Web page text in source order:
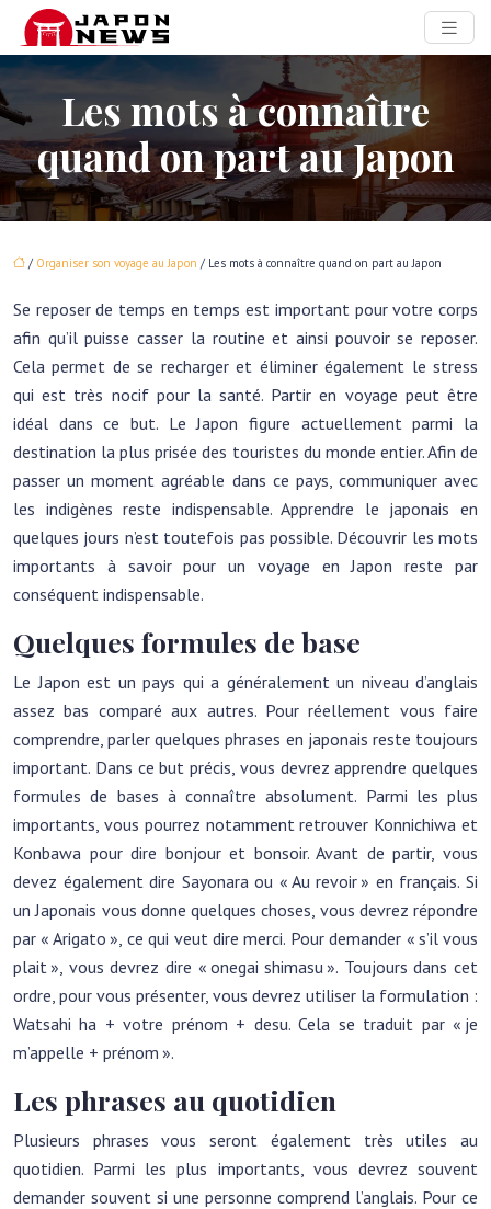
Les mots à connaître
quand on part au Japon
/ Organiser son voyage au Japon / Les mots à connaître quand on part au Japon
Se reposer de temps en temps est important pour votre corps
afin qu’il puisse casser la routine et ainsi pouvoir se reposer.
Cela permet de se recharger et éliminer également le stress
qui est très nocif pour la santé. Partir en voyage peut être
idéal dans ce but. Le Japon figure actuellement parmi la
destination la plus prisée des touristes du monde entier. Afin de
passer un moment agréable dans ce pays, communiquer avec
les indigènes reste indispensable. Apprendre le japonais en
quelques jours n’est toutefois pas possible. Découvrir les mots
importants à savoir pour un voyage en Japon reste par
conséquent indispensable.
Quelques formules de base
Le Japon est un pays qui a généralement un niveau d’anglais
assez bas comparé aux autres. Pour réellement vous faire
comprendre, parler quelques phrases en japonais reste toujours
important. Dans ce but précis, vous devrez apprendre quelques
formules de bases à connaître absolument. Parmi les plus
importants, vous pourrez notamment retrouver Konnichiwa et
Konbawa pour dire bonjour et bonsoir. Avant de partir, vous
devez également dire Sayonara ou « Au revoir » en français. Si
un Japonais vous donne quelques choses, vous devrez répondre
par « Arigato », ce qui veut dire merci. Pour demander « s’il vous
plait », vous devrez dire « onegai shimasu ». Toujours dans cet
ordre, pour vous présenter, vous devrez utiliser la formulation :
Watsahi ha + votre prénom + desu. Cela se traduit par « je
m’appelle + prénom ».
Les phrases au quotidien
Plusieurs phrases vous seront également très utiles au
quotidien. Parmi les plus importants, vous devrez souvent
demander souvent si une personne comprend l’anglais. Pour ce